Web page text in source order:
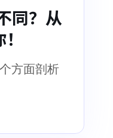
同？从
方面剖析